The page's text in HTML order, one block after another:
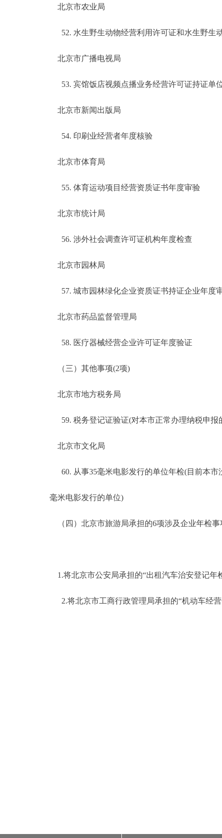
北京市农业局
52. 水生野生动物经营利用许可证和水生野生
北京市广播电视局
53. 宾馆饭店视频点播业务经营许可证持证单
北京市新闻出版局
54. 印刷业经营者年度核验
北京市体育局
55. 体育运动项目经营资质证书年度审验
北京市统计局
56. 涉外社会调查许可证机构年度检查
北京市园林局
57. 城市园林绿化企业资质证书持证企业年度
北京市药品监督管理局
58. 医疗器械经营企业许可证年度验证
（三）其他事项(2项)
北京市地方税务局
59. 税务登记证验证(对本市正常办理纳税申报
北京市文化局
60. 从事35毫米电影发行的单位年检(目前本市
毫米电影发行的单位)
（四）北京市旅游局承担的6项涉及企业年检
1.将北京市公安局承担的“出租汽车治安登记年
2.将北京市工商行政管理局承担的“机动车经营